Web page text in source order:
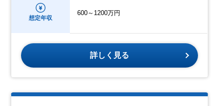
想定年収
600～1200万円
詳しく見る